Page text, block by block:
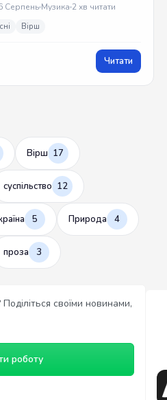
Серпень Музика 2 хв читати
Вірш
Читати
Вірш 17
суспільство 12
5 Природа 4
проза 3
своїми новинами,
роботу